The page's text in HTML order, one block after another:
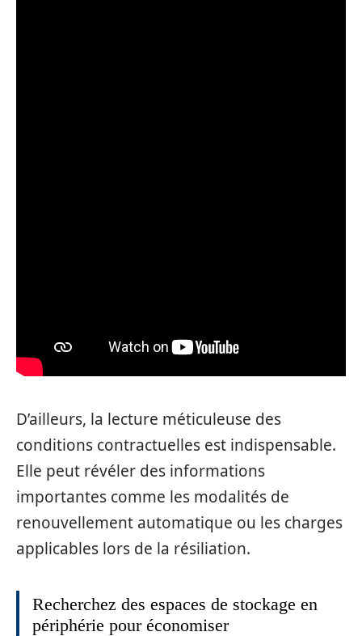
D’ailleurs, la lecture méticuleuse des
conditions contractuelles est indispensable.
Elle peut révéler des informations
importantes comme les modalités de
renouvellement automatique ou les charges
applicables lors de la résiliation.
Recherchez des espaces de stockage en
périphérie pour économiser